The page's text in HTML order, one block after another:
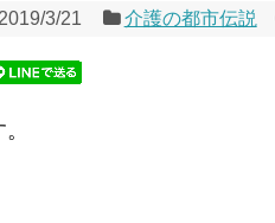
2019/3/21 介護の都市伝説